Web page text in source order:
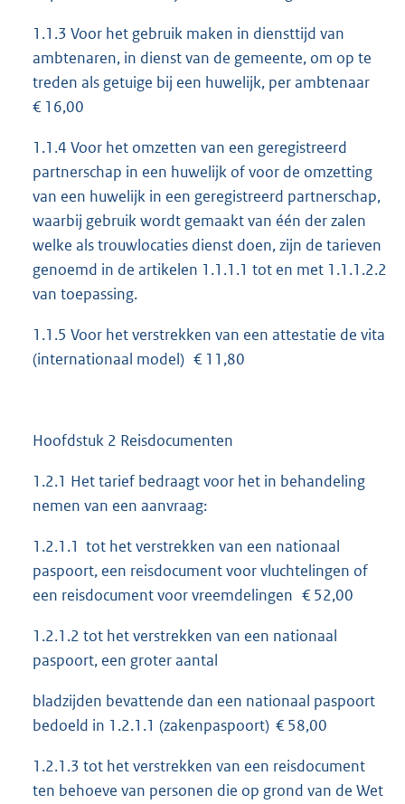
1.1.3 Voor het gebruik maken in diensttijd van
ambtenaren, in dienst van de gemeente, om op te
treden als getuige bij een huwelijk, per ambtenaar
€ 16,00
1.1.4 Voor het omzetten van een geregistreerd
partnerschap in een huwelijk of voor de omzetting
van een huwelijk in een geregistreerd partnerschap,
waarbij gebruik wordt gemaakt van één der zalen
welke als trouwlocaties dienst doen, zijn de tarieven
genoemd in de artikelen 1.1.1.1 tot en met 1.1.1.2.2
van toepassing.
1.1.5 Voor het verstrekken van een attestatie de vita
(internationaal model) € 11,80
Hoofdstuk 2 Reisdocumenten
1.2.1 Het tarief bedraagt voor het in behandeling
nemen van een aanvraag:
1.2.1.1 tot het verstrekken van een nationaal
paspoort, een reisdocument voor vluchtelingen of
een reisdocument voor vreemdelingen € 52,00
1.2.1.2 tot het verstrekken van een nationaal
paspoort, een groter aantal
bladzijden bevattende dan een nationaal paspoort
bedoeld in 1.2.1.1 (zakenpaspoort) € 58,00
1.2.1.3 tot het verstrekken van een reisdocument
ten behoeve van personen die op grond van de Wet